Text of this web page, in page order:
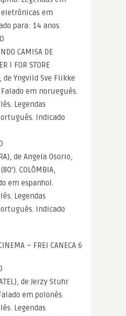
eletrônicas em
para: 14 anos.
CAMISA DE
I FOR STORE
de Yngvild Sve Flikke
Falado em norueguês.
Legendas
Indicado
de Angela Osorio,
COLÔMBIA,
em espanhol.
Legendas
Indicado
– FREI CANECA 6
de Jerzy Stuhr
em polonês.
Legendas